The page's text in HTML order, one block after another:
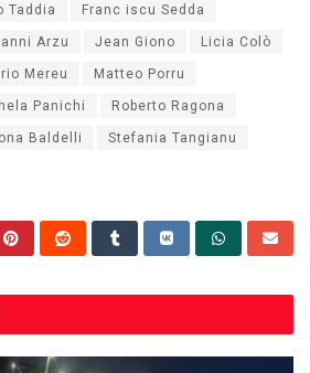
Taddia Franc iscu Sedda
Arzu Jean Giono Licia Colò
Mereu Matteo Porru
Panichi Roberto Ragona
Baldelli Stefania Tangianu